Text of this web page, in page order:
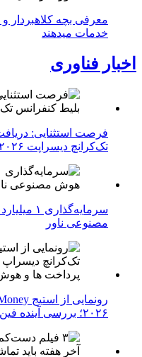
معرفی بچه کلاهبردار
خدمات میدهند
اخبار فناوری
تک‌کرانچ دیسراپت ۲۰۲۶
مصنوعی ناور
۲۰۲۶؛ بررسی آینده فین‌تک، پرداخت‌ ها و هوش مصنوعی